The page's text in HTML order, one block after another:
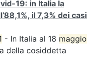
19: in Italia la
il 7,3% dei casi
- In Italia al 18 maggio
della cosiddetta